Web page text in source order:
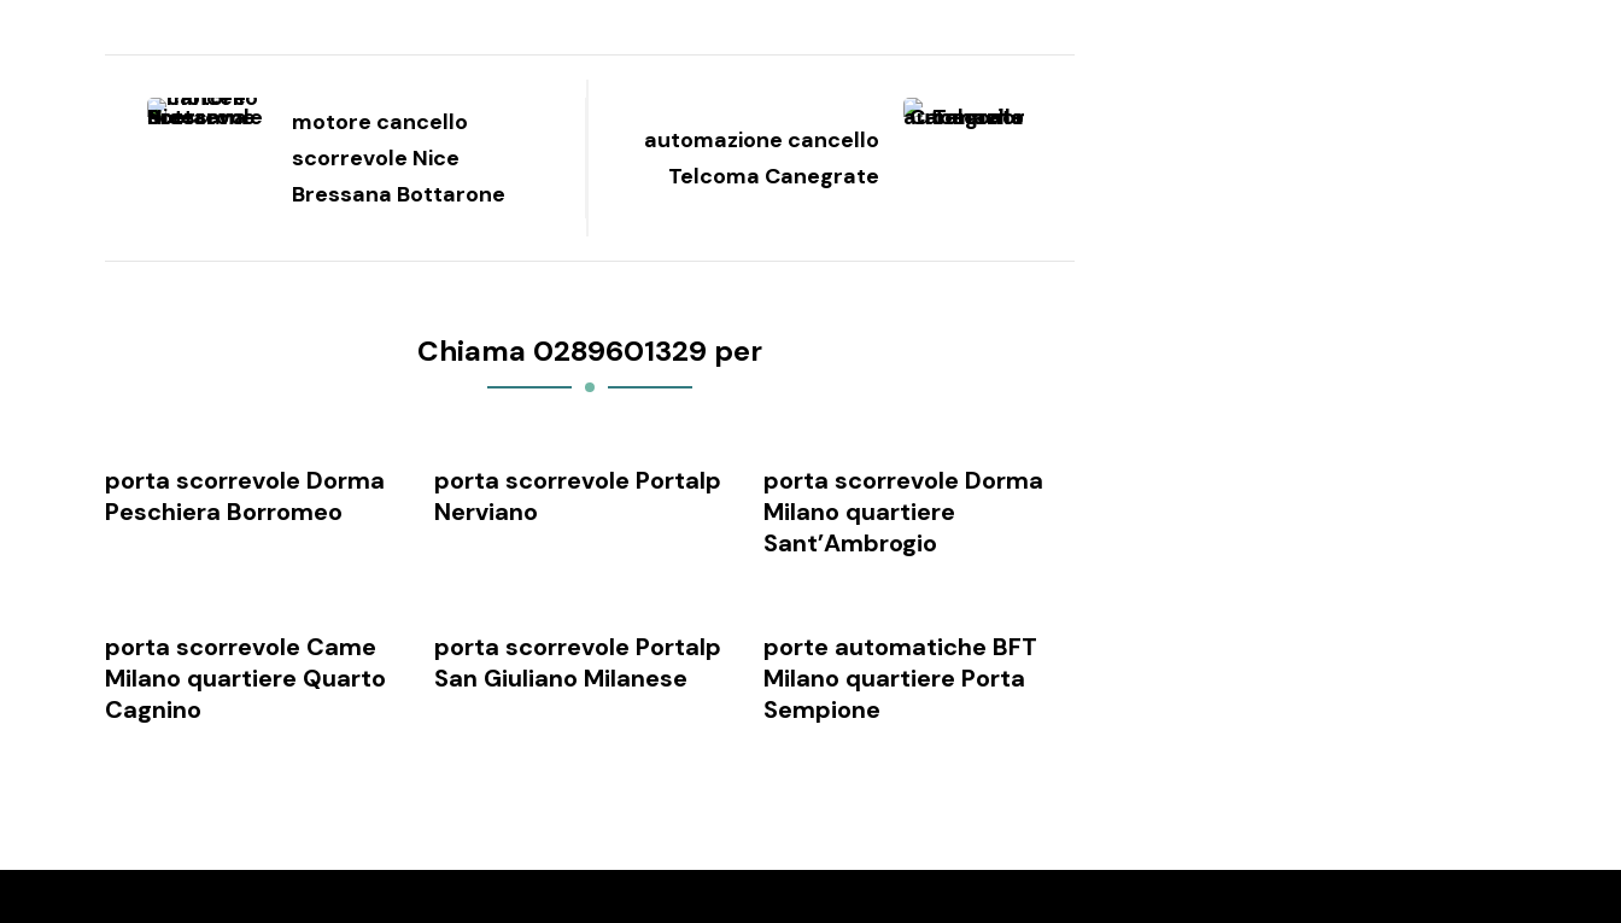
articoli
motore cancello
scorrevole Nice
Bressana Bottarone
automazione cancello
Telcoma Canegrate
Chiama 0289601329 per
porta scorrevole Dorma
Peschiera Borromeo
porta scorrevole Portalp
Nerviano
porta scorrevole Dorma
Milano quartiere
Sant’Ambrogio
porta scorrevole Came
Milano quartiere Quarto
Cagnino
porta scorrevole Portalp
San Giuliano Milanese
porte automatiche BFT
Milano quartiere Porta
Sempione